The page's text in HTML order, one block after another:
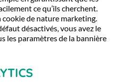
ce qu’ils cherchent.
cookie de nature marketing.
désactivés, vous avez le
les paramètres de la bannière